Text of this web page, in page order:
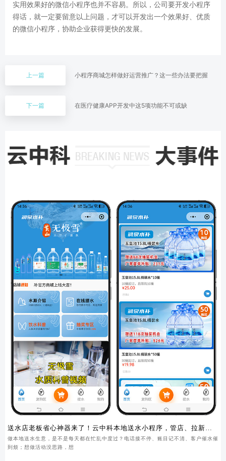
送水店老板省心神器来了！云中科本地送水小程序，管店、拉新、
锁客一步到位
做本地送水生意，是不是每天都在忙乱中度过？电话接不停、账目记不清、客户催水催
到烦；想做活动没思路，想
实用效果好的微信小程序也并不容易。所以，公司要开发小程序
得话，就一定要留意以上问题，才可以开发出一个效果好、优质
的微信小程序，协助企业获得更快的发展。
上一篇 小程序商城怎样做好运营推广？这一些办法要把握
下一篇 在医疗健康APP开发中这5项功能不可或缺